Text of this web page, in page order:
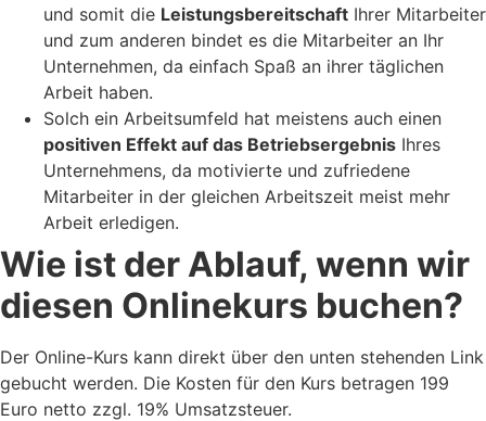
und somit die Leistungsbereitschaft Ihrer Mitarbeiter
und zum anderen bindet es die Mitarbeiter an Ihr
Unternehmen, da einfach Spaß an ihrer täglichen
Arbeit haben.
Solch ein Arbeitsumfeld hat meistens auch einen
positiven Effekt auf das Betriebsergebnis Ihres
Unternehmens, da motivierte und zufriedene
Mitarbeiter in der gleichen Arbeitszeit meist mehr
Arbeit erledigen.
Wie ist der Ablauf, wenn wir
diesen Onlinekurs buchen?
Der Online-Kurs kann direkt über den unten stehenden Link
gebucht werden. Die Kosten für den Kurs betragen 199
Euro netto zzgl. 19% Umsatzsteuer.